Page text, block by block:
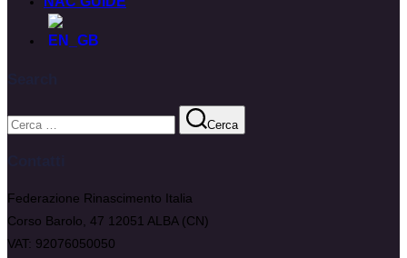
Cerca
Federazione Rinascimento Italia
Corso Barolo, 47 12051 ALBA (CN)
VAT: 92076050050